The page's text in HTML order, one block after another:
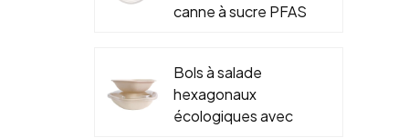
canne à sucre PFAS
Bols à salade
hexagonaux
écologiques avec